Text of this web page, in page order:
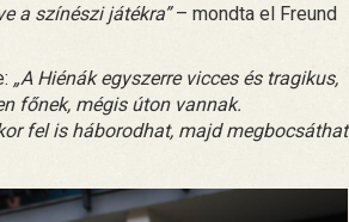
a színészi játékra”– mondta el Freund
„A Hiénák egyszerre vicces és tragikus,
főnek, mégis úton vannak.
fel is háborodhat, majd megbocsáthat